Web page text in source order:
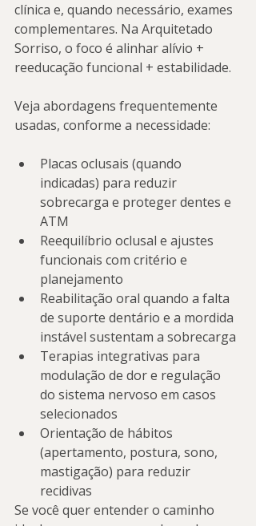
clínica e, quando necessário, exames
complementares. Na Arquitetado
Sorriso, o foco é alinhar alívio +
reeducação funcional + estabilidade.
Veja abordagens frequentemente
usadas, conforme a necessidade:
Placas oclusais (quando
indicadas) para reduzir
sobrecarga e proteger dentes e
ATM
Reequilíbrio oclusal e ajustes
funcionais com critério e
planejamento
Reabilitação oral quando a falta
de suporte dentário e a mordida
instável sustentam a sobrecarga
Terapias integrativas para
modulação de dor e regulação
do sistema nervoso em casos
selecionados
Orientação de hábitos
(apertamento, postura, sono,
mastigação) para reduzir
recidivas
Se você quer entender o caminho